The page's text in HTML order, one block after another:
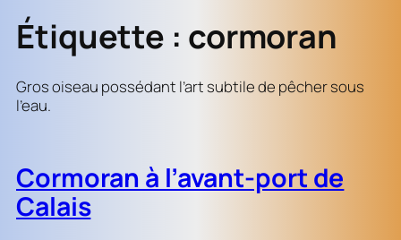
Étiquette : cormoran
Gros oiseau possédant l’art subtile de pêcher sous
l’eau.
Cormoran à l’avant-port de
Calais